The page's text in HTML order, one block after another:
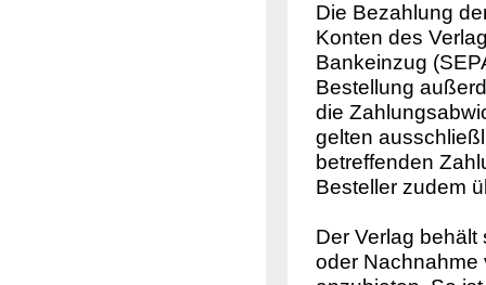
Die Bezahlung
Konten des
Bankeinzug
Bestellung
die
gelten
betreffenden
Besteller zudem
Der Verlag
oder Nachnahme